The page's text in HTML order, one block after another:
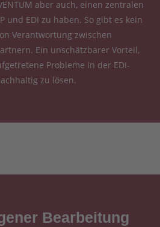
aber auch, einen zentralen
und EDI zu haben. So gibt es kein
Verantwortung zwischen
Ein unschätzbarer Vorteil,
Probleme in der EDI-
zu lösen.
Bearbeitung